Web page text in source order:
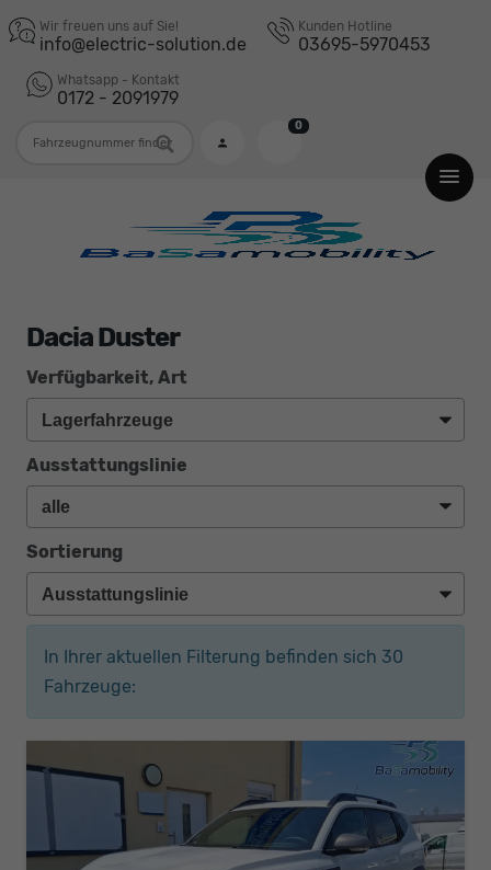
Wir freuen uns auf Sie!
info@electric-solution.de
Kunden Hotline
03695-5970453
Whatsapp - Kontakt
0172 - 2091979
0
Dacia Duster
Verfügbarkeit, Art
Ausstattungslinie
Sortierung
In Ihrer aktuellen Filterung befinden sich 30
Fahrzeuge: